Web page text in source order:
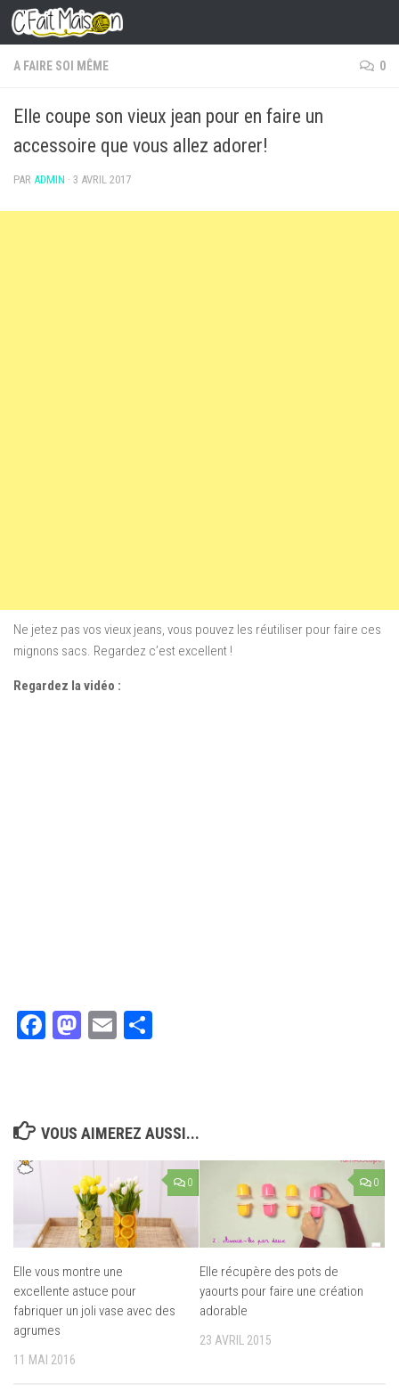
Skip to content
A FAIRE SOI MÊME 0
Elle coupe son vieux jean pour en faire un
accessoire que vous allez adorer!
PAR ADMIN · 3 AVRIL 2017
Ne jetez pas vos vieux jeans, vous pouvez les réutiliser pour faire ces
mignons sacs. Regardez c’est excellent !
Regardez la vidéo :
Facebook
Mastodon
Email
VOUS AIMEREZ AUSSI...
0
Elle vous montre une
excellente astuce pour
fabriquer un joli vase avec des
agrumes
11 MAI 2016
0
Elle récupère des pots de
yaourts pour faire une création
adorable
23 AVRIL 2015